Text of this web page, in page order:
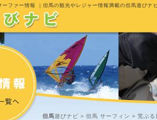
ファー情報 ｜但馬の観光やレジャー情報満載の但馬遊びナ
但馬遊びナビ > 但馬 サーフィン > 荒ぶ